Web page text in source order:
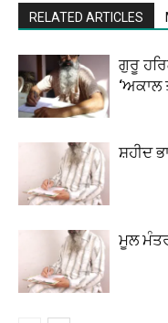
RELATED ARTICLES
ਗੁਰੂ
‘ਅਕਾਲ
ਸ਼ਹੀਦ
ਮੂਲ